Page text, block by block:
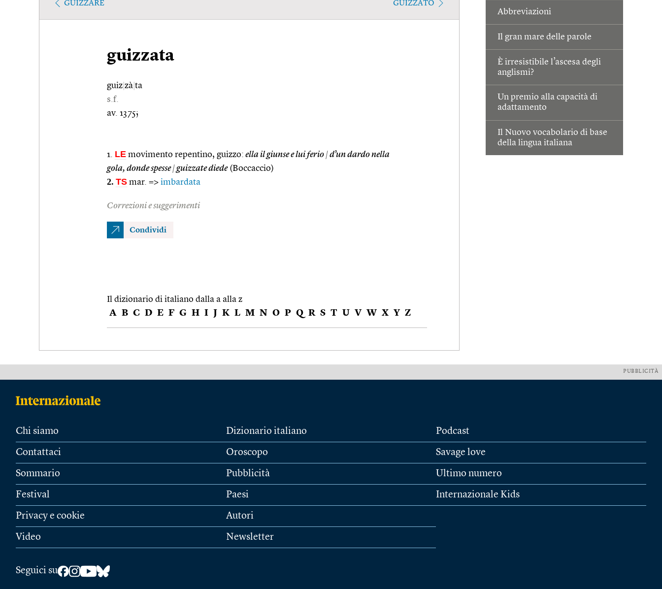
Abbreviazioni
Il gran mare delle parole
È irresistibile l’ascesa degli
anglismi?
Un premio alla capacità di
adattamento
Il Nuovo vocabolario di base
della lingua italiana
GUIZZARE GUIZZATO
guizzata
guiz zà ta
s.f.
av. 1375;
1. LE movimento repentino, guizzo: ella il giunse e lui ferio |d’un dardo nella
gola, donde spesse|guizzate diede(Boccaccio)
2. TS mar. => imbardata
Correzioni e suggerimenti
Condividi
Il dizionario di italiano dalla a alla z
A B C D E F G H I J K L M N O P Q R S T U V W X Y Z
PUBBLICITÀ
Chi siamo
Contattaci
Sommario
Festival
Privacy e cookie
Video
Dizionario italiano
Oroscopo
Pubblicità
Paesi
Autori
Newsletter
Podcast
Savage love
Ultimo numero
Internazionale Kids
Seguici su